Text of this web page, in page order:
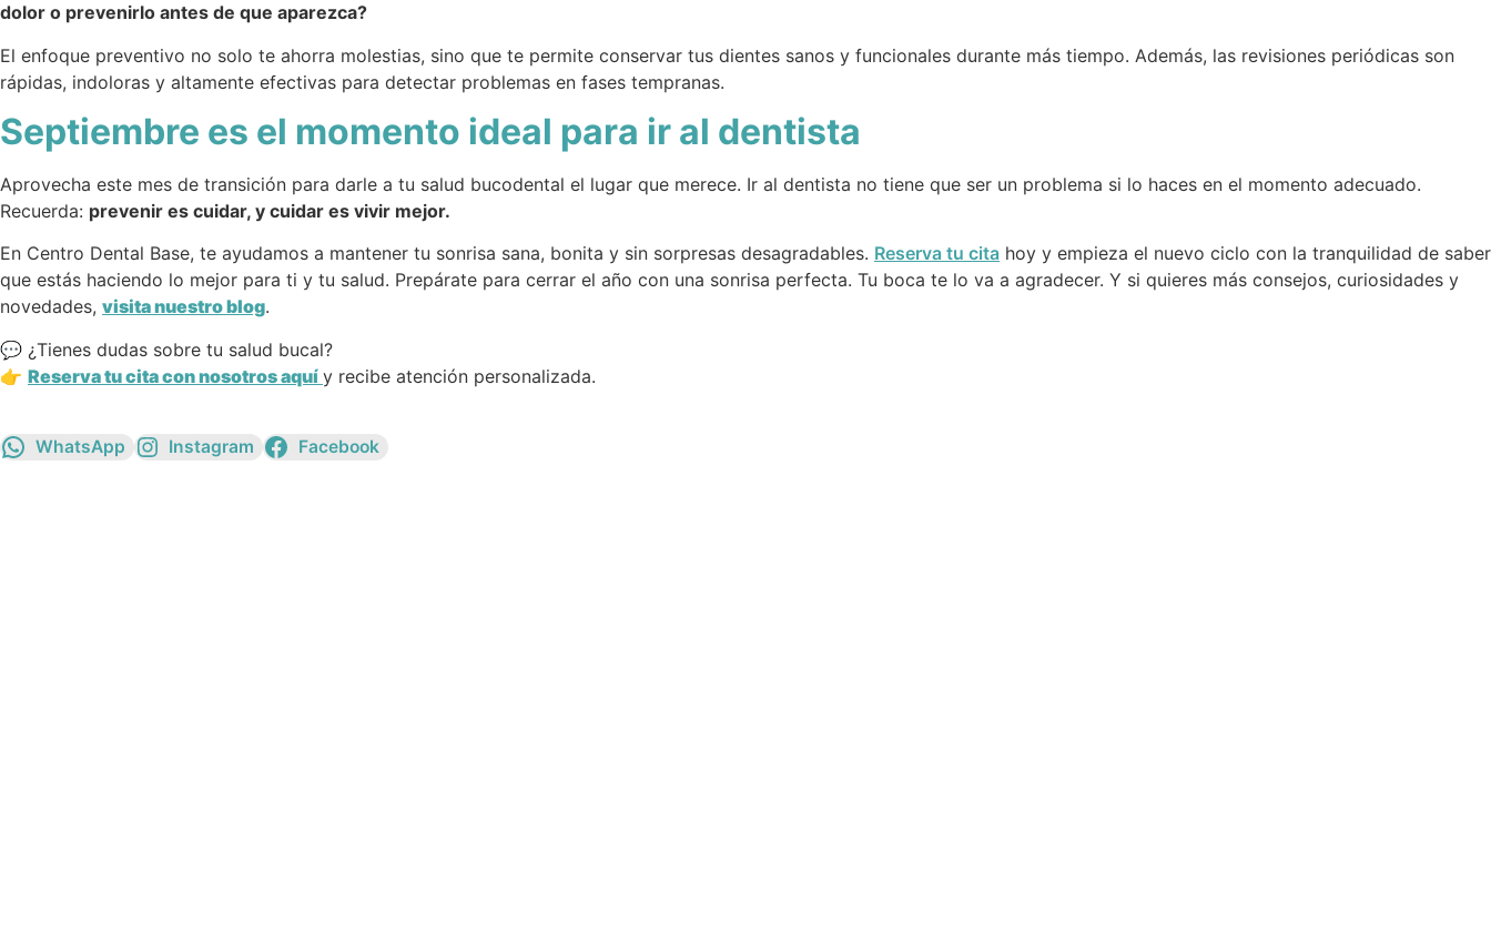
dolor o prevenirlo antes de que aparezca?
El enfoque preventivo no solo te ahorra molestias, sino que te permite conservar tus dientes sanos y funcionales durante más tiempo. Además, las revisiones periódicas son
rápidas, indoloras y altamente efectivas para detectar problemas en fases tempranas.
Septiembre es el momento ideal para ir al dentista
Aprovecha este mes de transición para darle a tu salud bucodental el lugar que merece. Ir al dentista no tiene que ser un problema si lo haces en el momento adecuado.
Recuerda: prevenir es cuidar, y cuidar es vivir mejor.
En Centro Dental Base, te ayudamos a mantener tu sonrisa sana, bonita y sin sorpresas desagradables. Reserva tu cita hoy y empieza el nuevo ciclo con la tranquilidad de saber
que estás haciendo lo mejor para ti y tu salud. Prepárate para cerrar el año con una sonrisa perfecta. Tu boca te lo va a agradecer. Y si quieres más consejos, curiosidades y
novedades, visita nuestro blog.
💬 ¿Tienes dudas sobre tu salud bucal?
👉 Reserva tu cita con nosotros aquí y recibe atención personalizada.
WhatsApp Instagram Facebook